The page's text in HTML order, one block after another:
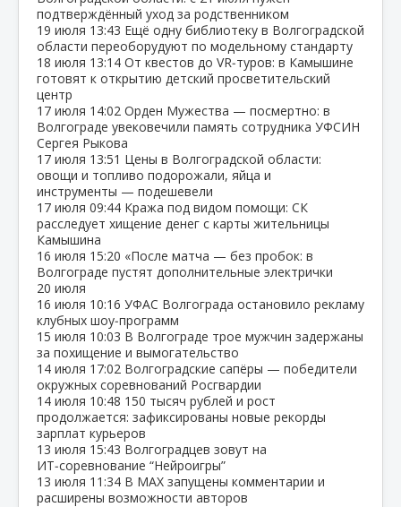
подтверждённый уход за родственником
19 июля 13:43 Ещё одну библиотеку в Волгоградской
области переоборудуют по модельному стандарту
18 июля 13:14 От квестов до VR‑туров: в Камышине
готовят к открытию детский просветительский
центр
17 июля 14:02 Орден Мужества — посмертно: в
Волгограде увековечили память сотрудника УФСИН
Сергея Рыкова
17 июля 13:51 Цены в Волгоградской области:
овощи и топливо подорожали, яйца и
инструменты — подешевели
17 июля 09:44 Кража под видом помощи: СК
расследует хищение денег с карты жительницы
Камышина
16 июля 15:20 «После матча — без пробок: в
Волгограде пустят дополнительные электрички
20 июля
16 июля 10:16 УФАС Волгограда остановило рекламу
клубных шоу‑программ
15 июля 10:03 В Волгограде трое мужчин задержаны
за похищение и вымогательство
14 июля 17:02 Волгоградские сапёры — победители
окружных соревнований Росгвардии
14 июля 10:48 150 тысяч рублей и рост
продолжается: зафиксированы новые рекорды
зарплат курьеров
13 июля 15:43 Волгоградцев зовут на
ИТ‑соревнование “Нейроигры”
13 июля 11:34 В МАХ запущены комментарии и
расширены возможности авторов